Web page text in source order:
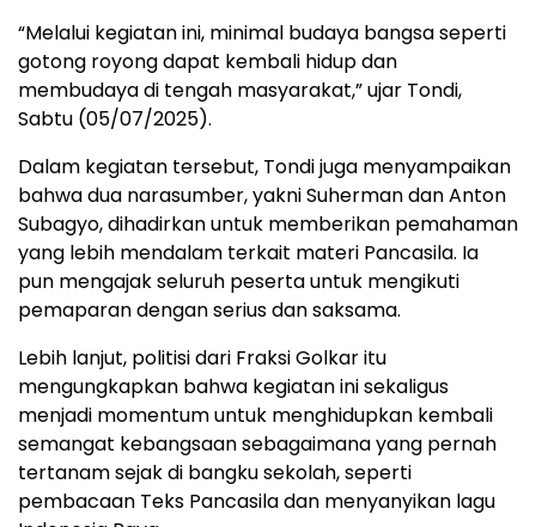
“Melalui kegiatan ini, minimal budaya bangsa seperti
gotong royong dapat kembali hidup dan
membudaya di tengah masyarakat,” ujar Tondi,
Sabtu (05/07/2025).
Dalam kegiatan tersebut, Tondi juga menyampaikan
bahwa dua narasumber, yakni Suherman dan Anton
Subagyo, dihadirkan untuk memberikan pemahaman
yang lebih mendalam terkait materi Pancasila. Ia
pun mengajak seluruh peserta untuk mengikuti
pemaparan dengan serius dan saksama.
Lebih lanjut, politisi dari Fraksi Golkar itu
mengungkapkan bahwa kegiatan ini sekaligus
menjadi momentum untuk menghidupkan kembali
semangat kebangsaan sebagaimana yang pernah
tertanam sejak di bangku sekolah, seperti
pembacaan Teks Pancasila dan menyanyikan lagu